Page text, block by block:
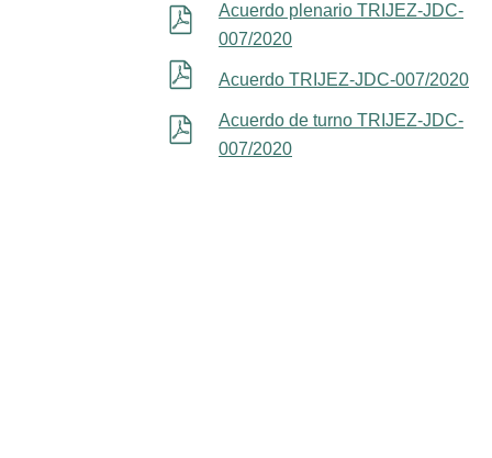
Acuerdo plenario TRIJEZ-JDC-
007/2020
Acuerdo TRIJEZ-JDC-007/2020
Acuerdo de turno TRIJEZ-JDC-
007/2020